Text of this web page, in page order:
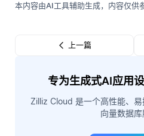
本内容由AI工具辅助生成，内容仅供
上一篇
专为生成式AI应用
Zilliz Cloud 是一个高性能、
向量数据库